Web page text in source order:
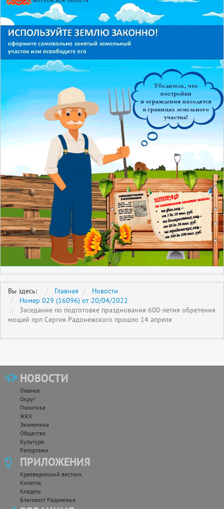
Вы здесь: Главная
Новости
Номер 029 (16096) от 20/04/2022
Заседание по подготовке празднования 600-летия обретения
мощей прп Сергия Радонежского прошло 14 апреля
НОВОСТИ
Главное
Округ
Политика
ЖКХ
Экономика
Общество
Культура
Репортажи
ПРИЛОЖЕНИЯ
Краеведческий вестник
Кипяток
Кладезь
Благовест Радонежья